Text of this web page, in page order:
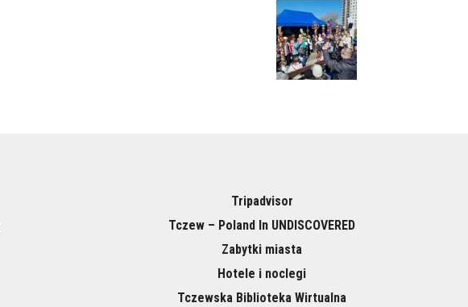
Tripadvisor
Tczew – Poland In UNDISCOVERED
Zabytki miasta
Hotele i noclegi
Tczewska Biblioteka Wirtualna